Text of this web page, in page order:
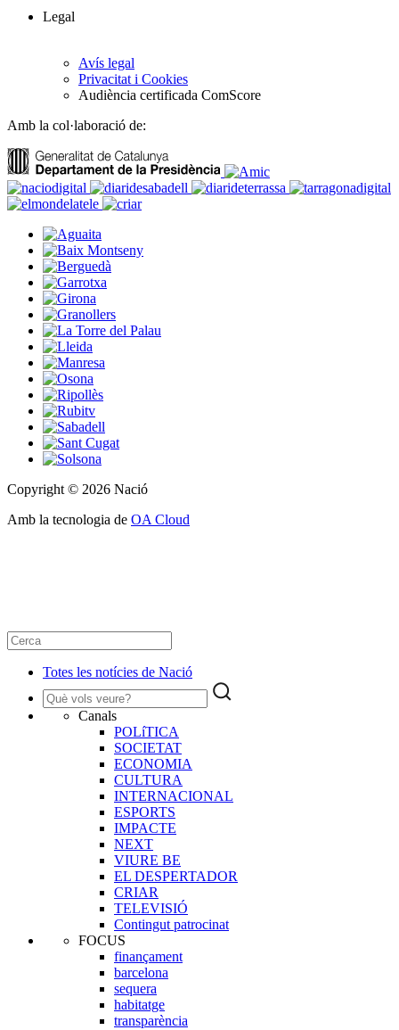
Legal
Avís legal
Privacitat i Cookies
Audiència certificada ComScore
Amb la col·laboració de:
Copyright © 2026 Nació
Amb la tecnologia de OA Cloud
Totes les notícies de Nació
Canals
POLíTICA
SOCIETAT
ECONOMIA
CULTURA
INTERNACIONAL
ESPORTS
IMPACTE
NEXT
VIURE BE
EL DESPERTADOR
CRIAR
TELEVISIÓ
Contingut patrocinat
FOCUS
finançament
barcelona
sequera
habitatge
transparència